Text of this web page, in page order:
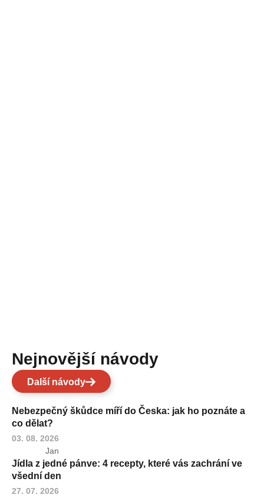
Nejnovější návody
Další návody
Nebezpečný škůdce míří do Česka: jak ho poznáte a
co dělat?
03. 08. 2026
Jan
Jídla z jedné pánve: 4 recepty, které vás zachrání ve
všední den
27. 07. 2026